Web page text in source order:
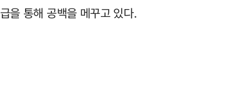
을 통해 공백을 메꾸고 있다.